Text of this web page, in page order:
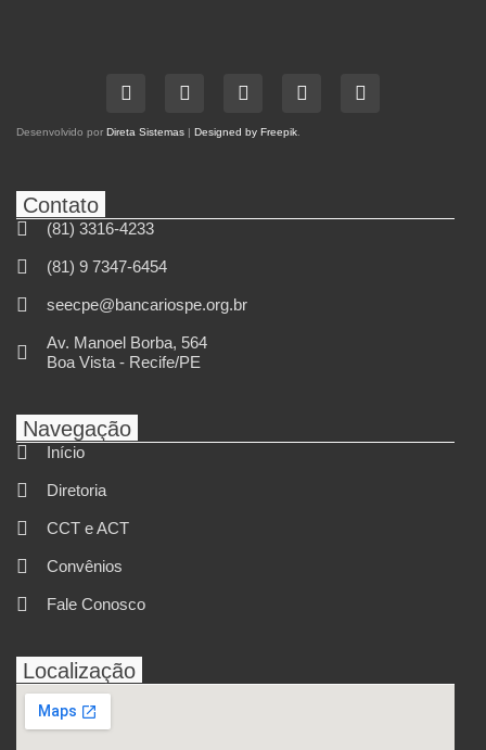
Desenvolvido por Direta Sistemas | Designed by Freepik
Contato
(81) 3316-4233
(81) 9 7347-6454
seecpe@bancariospe.org.br
Av. Manoel Borba, 564
Boa Vista - Recife/PE
Navegação
Início
Diretoria
CCT e ACT
Convênios
Fale Conosco
Localização